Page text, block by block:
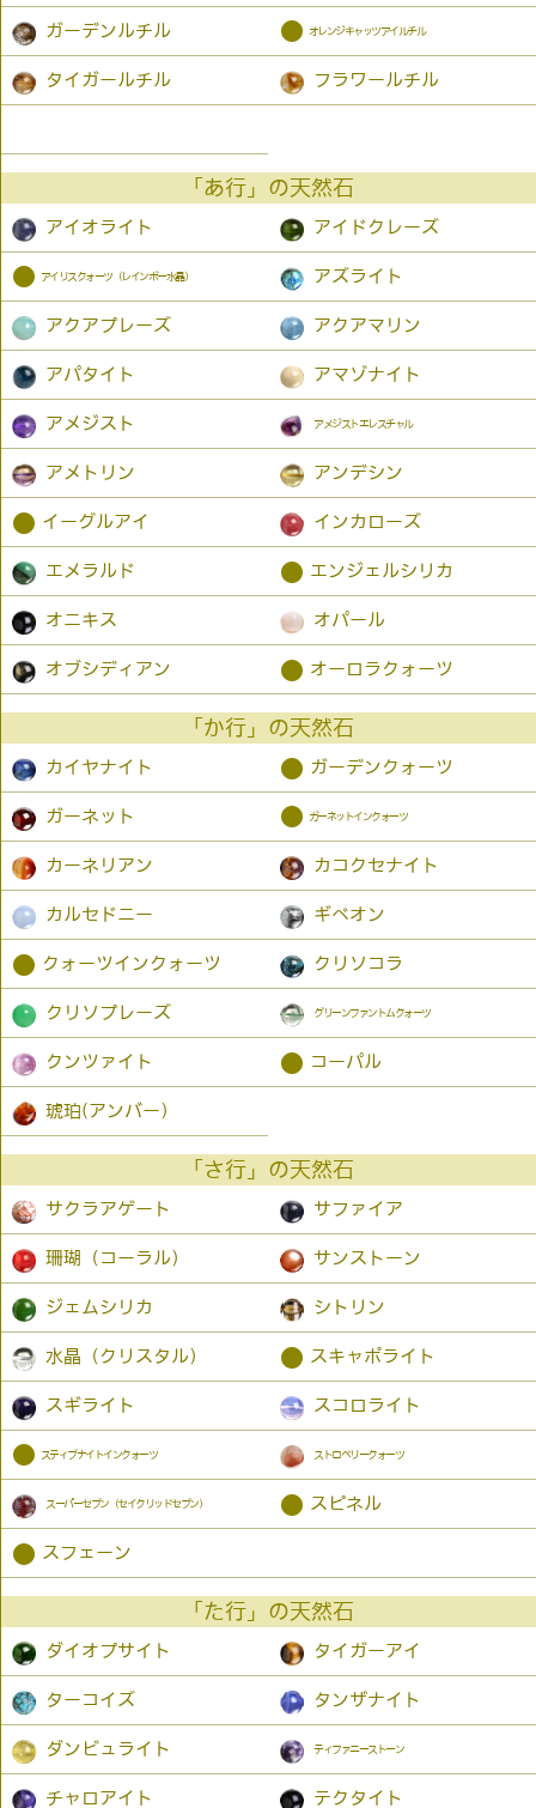
ガーデンルチル ● オレンジキャッツアイルチル
タイガールチル フラワールチル
「あ行」の天然石
アイオライト アイドクレーズ
● アイリスクォーツ（レインボー水晶） アズライト
アクアプレーズ アクアマリン
アパタイト アマゾナイト
アメジスト アメジストエレスチャル
アメトリン アンデシン
● イーグルアイ インカローズ
エメラルド ● エンジェルシリカ
オニキス オパール
オブシディアン ● オーロラクォーツ
「か行」の天然石
カイヤナイト ● ガーデンクォーツ
ガーネット ● ガーネットインクォーツ
カーネリアン カコクセナイト
カルセドニー ギベオン
● クォーツインクォーツ クリソコラ
クリソプレーズ グリーンファントムクォーツ
クンツァイト ● コーパル
琥珀(アンバー）
「さ行」の天然石
サクラアゲート サファイア
珊瑚（コーラル） サンストーン
ジェムシリカ シトリン
水晶（クリスタル） ● スキャポライト
スギライト スコロライト
● スティブナイトインクォーツ ストロベリークォーツ
スーパーセブン（セイクリッドセブン） ● スピネル
● スフェーン
「た行」の天然石
ダイオプサイト タイガーアイ
ターコイズ タンザナイト
ダンビュライト ティファニーストーン
チャロアイト テクタイト